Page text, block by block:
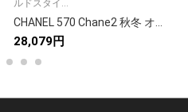
ルドスタイ...
CHANEL 570 Chane2 秋冬 オールドスタイル ロゴ入り ブラック 100%ウール
28,079円